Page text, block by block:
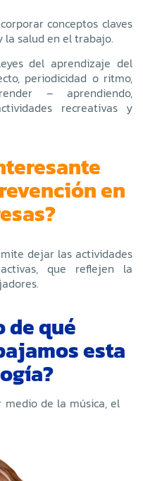
conceptos claves
salud en el trabajo.
del aprendizaje del
periodicidad o ritmo,
– aprendiendo,
recreativas y
en
dejar las actividades
que reflejen la
de qué
esta
medio de la música, el